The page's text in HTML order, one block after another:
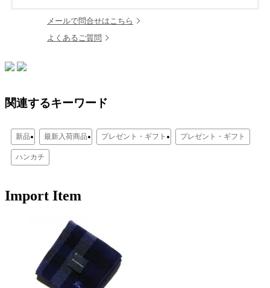
メールで問合せはこちら
よくあるご質問
関連するキーワード
新品 最新入荷商品 プレゼント・ギフト プレゼント・ギフト
ハンカチ
Import Item